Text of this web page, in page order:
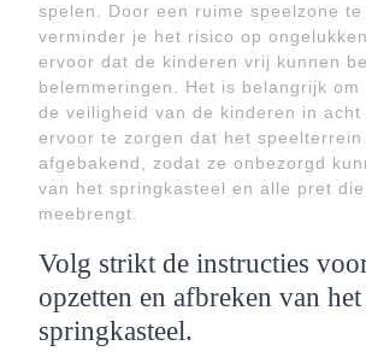
spelen. Door een ruime speelzone te
verminder je het risico op
ervoor dat de kinderen vrij kunnen
belemmeringen. Het is belangrijk
de veiligheid van de kinderen in acht
ervoor te zorgen dat het speelterrein
afgebakend, zodat ze onbezorgd
van het springkasteel en alle pret
meebrengt.
Volg strikt de instructies
opzetten en afbreken van het
springkasteel.